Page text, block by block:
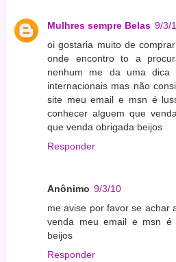
Mulhres sempre Belas 9/3/
oi gostaria muito de
onde encontro to a
nenhum me da uma
internacionais mas não
site meu email e msn é
conhecer alguem que
que venda obrigada beijos
Responder
Anônimo 9/3/10
me avise por favor se achar
venda meu email e msn é
beijos
Responder